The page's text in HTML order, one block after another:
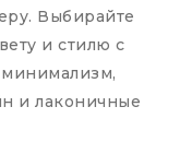
Выбирайте
и стилю с
и лаконичные